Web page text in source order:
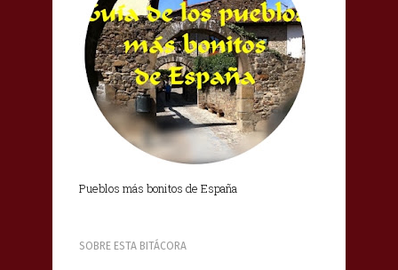
Pueblos más bonitos de España
SOBRE ESTA BITÁCORA